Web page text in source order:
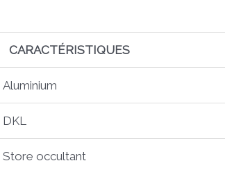
CARACTÉRISTIQUES
Aluminium
DKL
Store occultant